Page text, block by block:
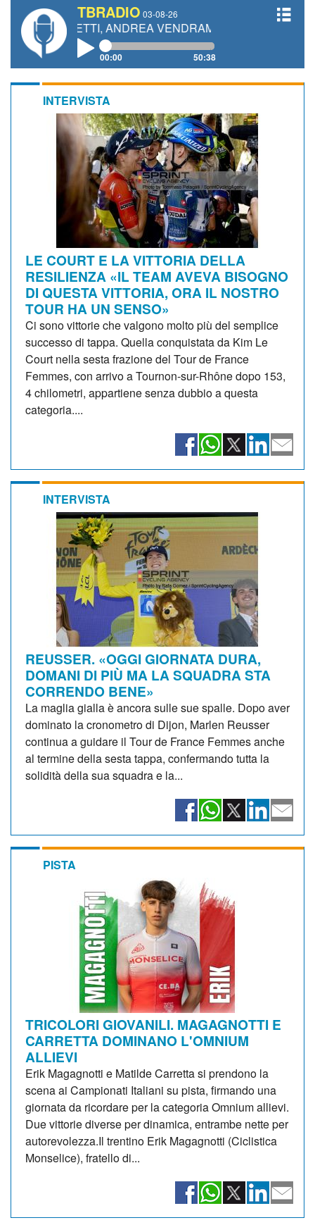
TBRADIO 03-08-26
ANDREA VENDRAME, FILIPPO FIORELLI
00:00 50:38
INTERVISTA
LE COURT E LA VITTORIA DELLA
RESILIENZA «IL TEAM AVEVA BISOGNO
DI QUESTA VITTORIA, ORA IL NOSTRO
TOUR HA UN SENSO»
Ci sono vittorie che valgono molto più del semplice
successo di tappa. Quella conquistata da Kim Le
Court nella sesta frazione del Tour de France
Femmes, con arrivo a Tournon-sur-Rhône dopo 153,
4 chilometri, appartiene senza dubbio a questa
categoria....
INTERVISTA
REUSSER. «OGGI GIORNATA DURA,
DOMANI DI PIÙ MA LA SQUADRA STA
CORRENDO BENE»
La maglia gialla è ancora sulle sue spalle. Dopo aver
dominato la cronometro di Dijon, Marlen Reusser
continua a guidare il Tour de France Femmes anche
al termine della sesta tappa, confermando tutta la
solidità della sua squadra e la...
PISTA
TRICOLORI GIOVANILI. MAGAGNOTTI E
CARRETTA DOMINANO L'OMNIUM
ALLIEVI
Erik Magagnotti e Matilde Carretta si prendono la
scena ai Campionati Italiani su pista, firmando una
giornata da ricordare per la categoria Omnium allievi.
Due vittorie diverse per dinamica, entrambe nette per
autorevolezza.Il trentino Erik Magagnotti (Ciclistica
Monselice), fratello di...